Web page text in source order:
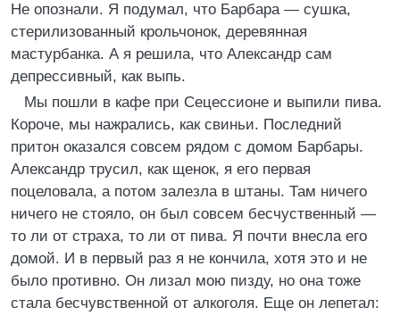
Не опознали. Я подумал, что Барбара — сушка,
стерилизованный крольчонок, деревянная
мастурбанка. А я решила, что Александр сам
депрессивный, как выпь.
Мы пошли в кафе при Сецессионе и выпили пива.
Короче, мы нажрались, как свиньи. Последний
притон оказался совсем рядом с домом Барбары.
Александр трусил, как щенок, я его первая
поцеловала, а потом залезла в штаны. Там ничего
ничего не стояло, он был совсем бесчуственный —
то ли от страха, то ли от пива. Я почти внесла его
домой. И в первый раз я не кончила, хотя это и не
было противно. Он лизал мою пизду, но она тоже
стала бесчувственной от алкоголя. Еще он лепетал: